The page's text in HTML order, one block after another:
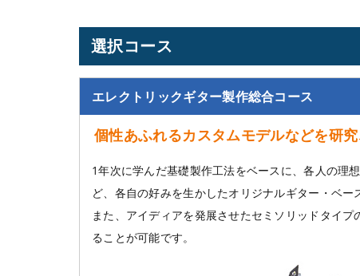
選択コース
エレクトリックギター製作総合コース
個性あふれるカスタムモデルなどを研究
1年次に学んだ基礎製作工法をベースに、各人の理
ど、各自の好みを生かしたオリジナルギター・ベー
また、アイディアを発展させたセミソリッドタイ
ることが可能です。